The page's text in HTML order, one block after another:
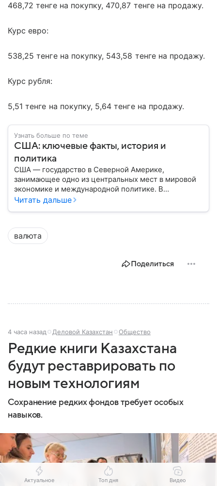
468,72 тенге на покупку, 470,87 тенге на продажу.
Курс евро:
538,25 тенге на покупку, 543,58 тенге на продажу.
Курс рубля:
5,51 тенге на покупку, 5,64 тенге на продажу.
Узнать больше по теме
США: ключевые факты, история и
политика
США — государство в Северной Америке,
занимающее одно из центральных мест в мировой
экономике и международной политике. В
материале — основные сведения об этой стране.
Читать дальше
валюта
Поделиться
4 часа назад Деловой Казахстан Общество
Редкие книги Казахстана
будут реставрировать по
новым технологиям
Сохранение редких фондов требует особых
навыков.
Актуальное Топ дня Видео